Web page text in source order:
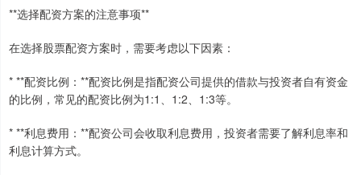
**选择配资方案的注意事项**
在选择股票配资方案时，需要考虑以下因素：
* **配资比例：**配资比例是指配资公司提供的借款与投资者自有资金
的比例，常见的配资比例为1:1、1:2、1:3等。
* **利息费用：**配资公司会收取利息费用，投资者需要了解利息率和
利息计算方式。